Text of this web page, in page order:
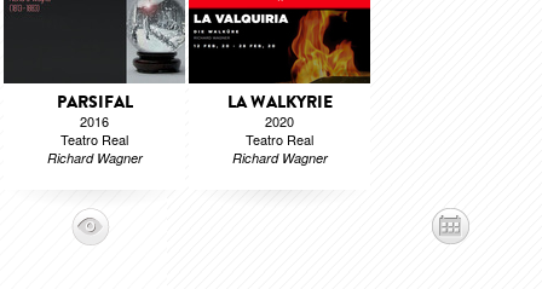
PARSIFAL
2016
Teatro Real
Richard Wagner
LA WALKYRIE
2020
Teatro Real
Richard Wagner